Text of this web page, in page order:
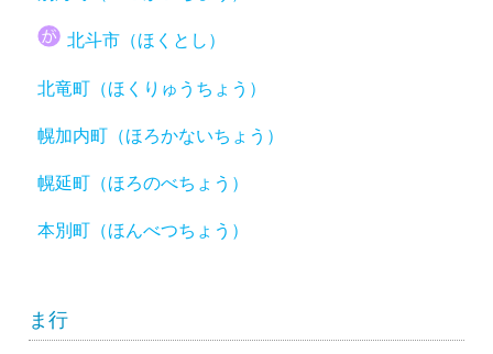
北斗市（ほくとし）
北竜町（ほくりゅうちょう）
幌加内町（ほろかないちょう）
幌延町（ほろのべちょう）
本別町（ほんべつちょう）
ま行